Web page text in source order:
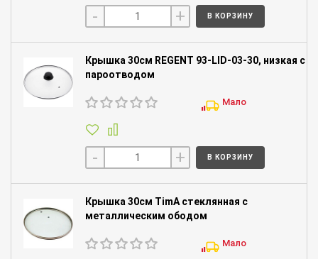
- + В КОРЗИНУ
Крышка 30см REGENT 93-LID-03-30, низкая с
пароотводом
Мало
- + В КОРЗИНУ
Крышка 30см TimA стеклянная с
металлическим ободом
Мало